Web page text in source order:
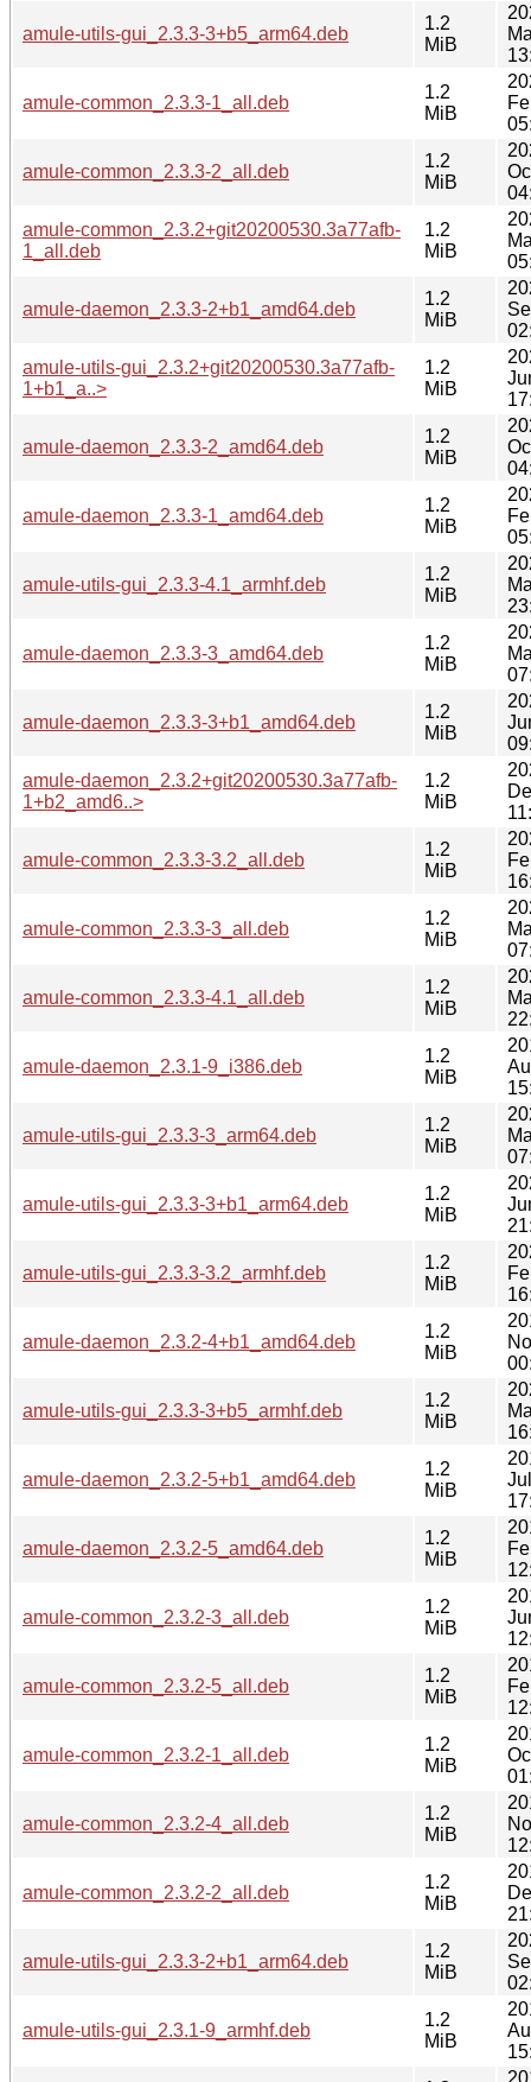
amule-utils-gui_2.3.3-3+b5_arm64.deb
1.2
MiB
amule-common_2.3.3-1_all.deb
1.2
MiB
amule-common_2.3.3-2_all.deb
1.2
MiB
amule-common_2.3.2+git20200530.3a77afb-
1_all.deb
1.2
MiB
amule-daemon_2.3.3-2+b1_amd64.deb
1.2
MiB
amule-utils-gui_2.3.2+git20200530.3a77afb-
1+b1_a..>
1.2
MiB
amule-daemon_2.3.3-2_amd64.deb
1.2
MiB
amule-daemon_2.3.3-1_amd64.deb
1.2
MiB
amule-utils-gui_2.3.3-4.1_armhf.deb
1.2
MiB
amule-daemon_2.3.3-3_amd64.deb
1.2
MiB
amule-daemon_2.3.3-3+b1_amd64.deb
1.2
MiB
amule-daemon_2.3.2+git20200530.3a77afb-
1+b2_amd6..>
1.2
MiB
amule-common_2.3.3-3.2_all.deb
1.2
MiB
amule-common_2.3.3-3_all.deb
1.2
MiB
amule-common_2.3.3-4.1_all.deb
1.2
MiB
amule-daemon_2.3.1-9_i386.deb
1.2
MiB
amule-utils-gui_2.3.3-3_arm64.deb
1.2
MiB
amule-utils-gui_2.3.3-3+b1_arm64.deb
1.2
MiB
amule-utils-gui_2.3.3-3.2_armhf.deb
1.2
MiB
amule-daemon_2.3.2-4+b1_amd64.deb
1.2
MiB
amule-utils-gui_2.3.3-3+b5_armhf.deb
1.2
MiB
amule-daemon_2.3.2-5+b1_amd64.deb
1.2
MiB
amule-daemon_2.3.2-5_amd64.deb
1.2
MiB
amule-common_2.3.2-3_all.deb
1.2
MiB
amule-common_2.3.2-5_all.deb
1.2
MiB
amule-common_2.3.2-1_all.deb
1.2
MiB
amule-common_2.3.2-4_all.deb
1.2
MiB
amule-common_2.3.2-2_all.deb
1.2
MiB
amule-utils-gui_2.3.3-2+b1_arm64.deb
1.2
MiB
amule-utils-gui_2.3.1-9_armhf.deb
1.2
MiB